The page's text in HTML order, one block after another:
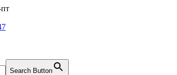
Search Button